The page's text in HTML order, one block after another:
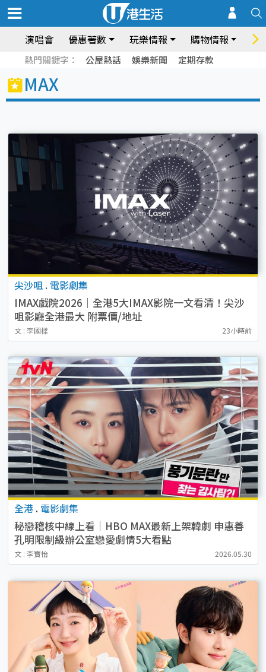
演唱會 優惠著數 玩樂情報 購物情報 飲
熱門關鍵字： 公屋熱話 娛樂新聞 定期存款
MAX
尖沙咀 . 電影劇集
IMAX戲院2026｜全港5大IMAX影院一文看清！尖沙
咀影廳全港最大 附票價/地址
文 : 李國樑 23小時前
全港 . 電影劇集
秘戀稽核中線上看｜HBO MAX最新上架韓劇 申惠善
孔明限制級辦公室戀愛劇情5大看點
文 : 李寶怡 2026.05.30